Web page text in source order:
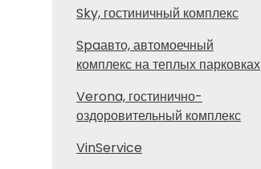
Sky, гостиничный комплекс
Spaавто, автомоечный
комплекс на теплых парковках
Verona, гостинично-
оздоровительный комплекс
VinService